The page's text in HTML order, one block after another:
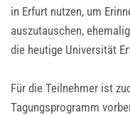
in Erfurt nutzen, um
auszutauschen,
die heutige Universität
Für die Teilnehmer ist
Tagungsprogramm